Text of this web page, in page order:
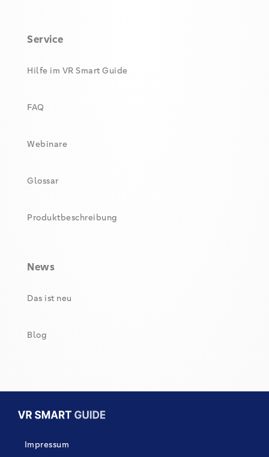
Service
Hilfe im VR Smart Guide
FAQ
Webinare
Glossar
Produktbeschreibung
News
Das ist neu
Blog
Impressum